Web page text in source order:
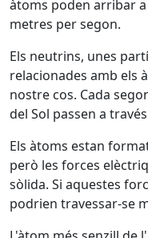
àtoms poden arribar
metres per segon.
Els neutrins, unes
relacionades amb els
nostre cos. Cada
del Sol passen a
Els àtoms estan
però les forces
sòlida. Si aquestes
podrien travessar-se